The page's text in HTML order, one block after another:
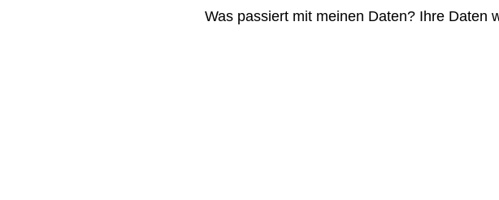
Was passiert mit meinen Daten? Ihre Daten